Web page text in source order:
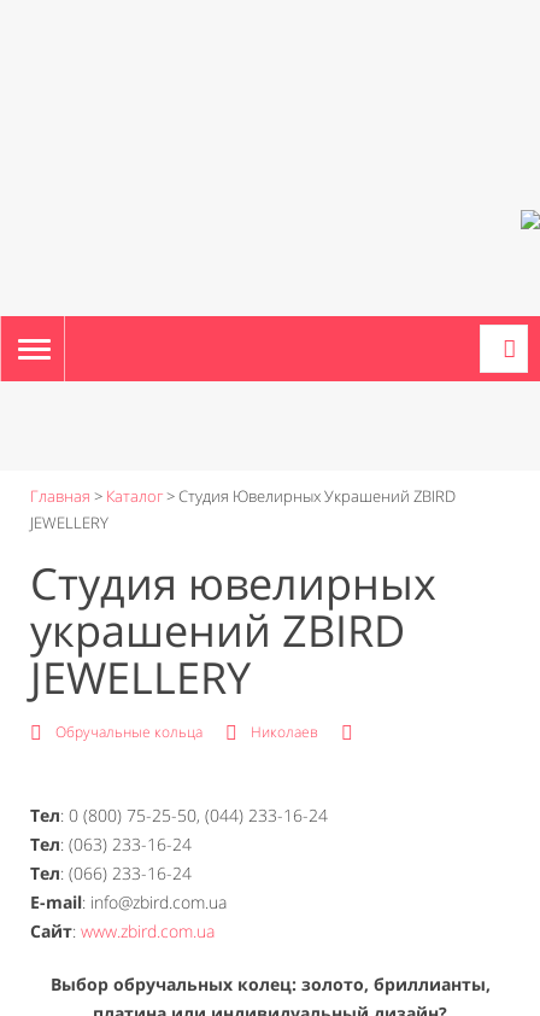
TOGGLE
NAVIGATION
Главная > Каталог>Студия Ювелирных Украшений ZBIRD
JEWELLERY
Студия ювелирных
украшений ZBIRD
JEWELLERY
Обручальные кольца Николаев
Тел: 0 (800) 75-25-50, (044) 233-16-24
Тел: (063) 233-16-24
Тел: (066) 233-16-24
E-mail: info@zbird.com.ua
Сайт: www.zbird.com.ua
Выбор обручальных колец: золото, бриллианты,